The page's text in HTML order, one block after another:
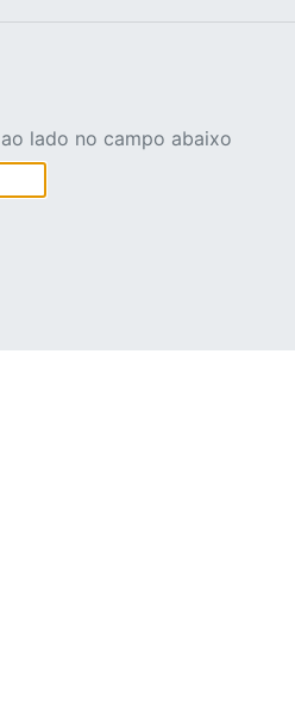
lado no campo abaixo